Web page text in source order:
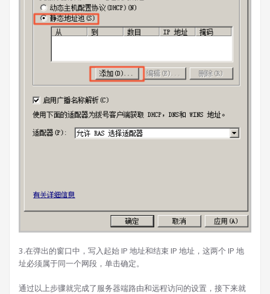
3.在弹出的窗口中，写入起始 IP 地址和结束 IP 地址，这两个 IP 地
址必须属于同一个网段，单击确定。
通过以上步骤就完成了服务器端路由和远程访问的设置，接下来就